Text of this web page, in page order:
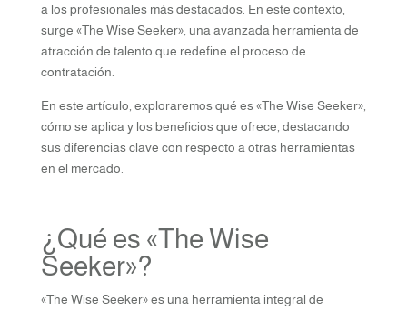
a los profesionales más destacados. En este contexto,
surge «The Wise Seeker», una avanzada herramienta de
atracción de talento que redefine el proceso de
contratación.
En este artículo, exploraremos qué es «The Wise Seeker»,
cómo se aplica y los beneficios que ofrece, destacando
sus diferencias clave con respecto a otras herramientas
en el mercado.
¿Qué es «The Wise
Seeker»?
«The Wise Seeker» es una herramienta integral de